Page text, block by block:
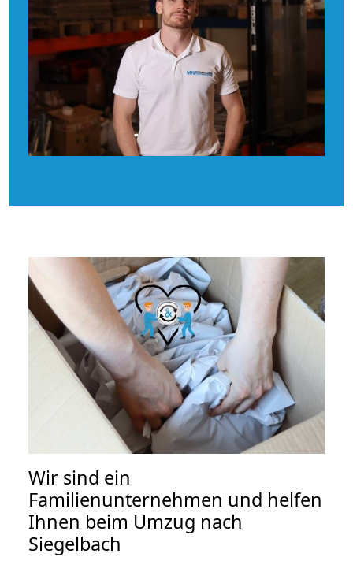
Wir sind ein
Familienunternehmen und helfen
Ihnen beim Umzug nach
Siegelbach